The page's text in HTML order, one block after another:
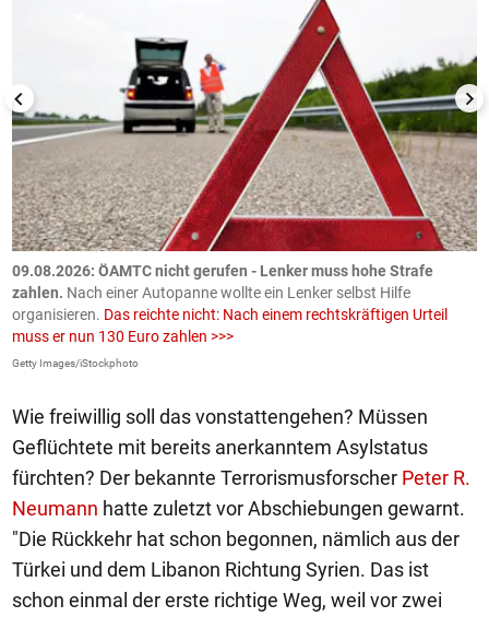
09.08.2026: ÖAMTC nicht gerufen - Lenker muss hohe Strafe
zahlen. Nach einer Autopanne wollte ein Lenker selbst Hilfe
organisieren. Das reichte nicht: Nach einem rechtskräftigen Urteil
muss er nun 130 Euro zahlen >>>
Getty Images/iStockphoto
Wie freiwillig soll das vonstattengehen? Müssen
Geflüchtete mit bereits anerkanntem Asylstatus
fürchten? Der bekannte Terrorismusforscher Peter R.
Neumann hatte zuletzt vor Abschiebungen gewarnt.
"Die Rückkehr hat schon begonnen, nämlich aus der
Türkei und dem Libanon Richtung Syrien. Das ist
schon einmal der erste richtige Weg, weil vor zwei